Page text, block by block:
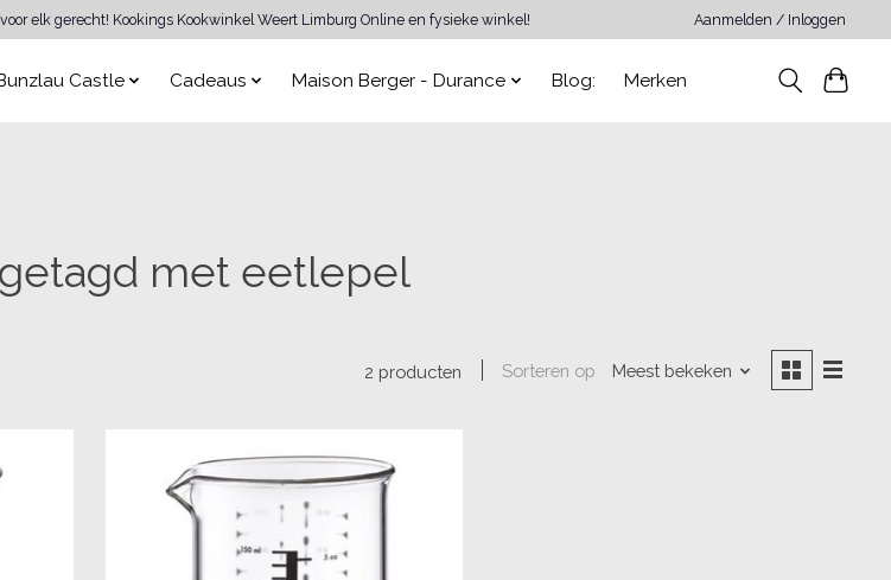
elk gerecht! Kookings Kookwinkel Weert Limburg Online en fysieke winkel! Aanmelden / Inloggen
Castle Cadeaus Maison Berger - Durance Blog: Merken
met eetlepel
2 producten Sorteren op Meest bekeken